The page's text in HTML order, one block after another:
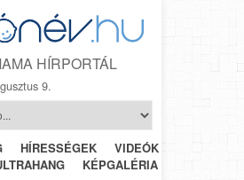
HÍRPORTÁL
9.
HÍRESSÉGEK VIDEÓK
HÉTRŐL-
KÉPGALÉRIA